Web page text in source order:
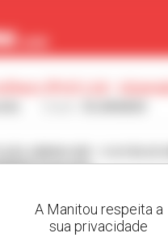
Paquistão
Visualizar os filtros de
de Cookies
A Manitou respeita a
sua privacidade